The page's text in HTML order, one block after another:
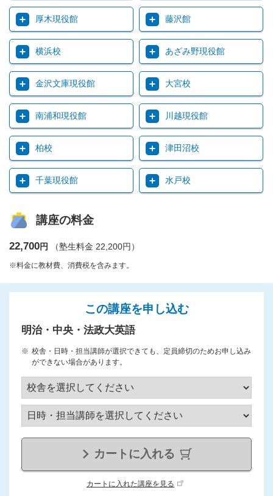
厚木現役館 藤沢館
横浜校 あざみ野現役館
金沢文庫現役館 大宮校
南浦和現役館 川越現役館
柏校 津田沼校
千葉現役館 水戸校
講座の料金
22,700円 （塾生料金 22,200円）
※料金に教材費、消費税を含みます。
この講座を申し込む
明治・中央・法政大英語
校舎・日時・担当講師が選択できても、定員締切のためお申し込み
ができない場合があります。
カートに入れる
カートに入れた講座を見る